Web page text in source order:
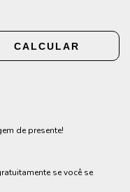
CALCULAR
de presente!
se você se